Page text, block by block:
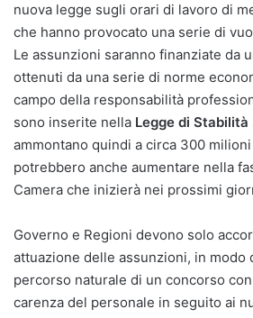
nuova legge sugli orari di lavoro di
che hanno provocato una serie di
Le assunzioni saranno finanziate da
ottenuti da una serie di norme
campo della responsabilità
sono inserite nella Legge di Stabilità
ammontano quindi a circa 300
potrebbero anche aumentare nella
Camera che inizierà nei prossimi
Governo e Regioni devono solo
attuazione delle assunzioni, in modo
percorso naturale di un concorso
carenza del personale in seguito ai